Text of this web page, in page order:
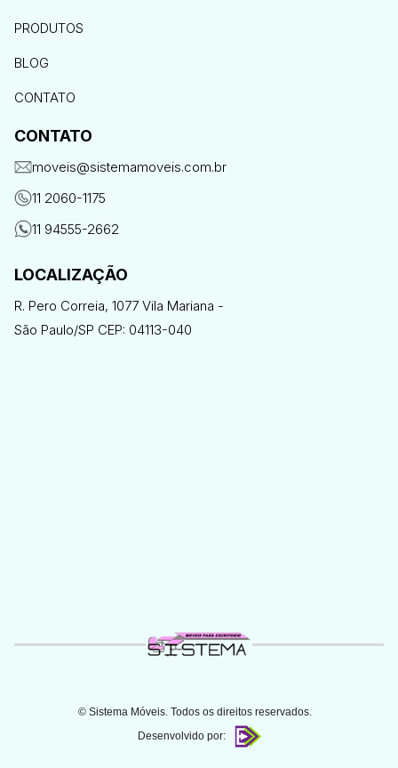
PRODUTOS
BLOG
CONTATO
CONTATO
moveis@sistemamoveis.com.br
11 2060-1175
11 94555-2662
LOCALIZAÇÃO
R. Pero Correia, 1077 Vila Mariana -
São Paulo/SP CEP: 04113-040
© Sistema Móveis. Todos os direitos reservados.
Desenvolvido por: